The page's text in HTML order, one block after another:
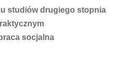
studiów drugiego stopnia
socjalna